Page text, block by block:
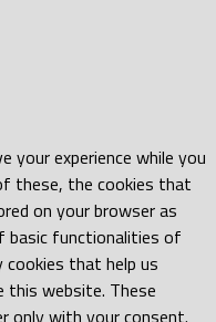
your experience while you
these, the cookies that
on your browser as
basic functionalities of
that help us
this website. These
only with your consent.